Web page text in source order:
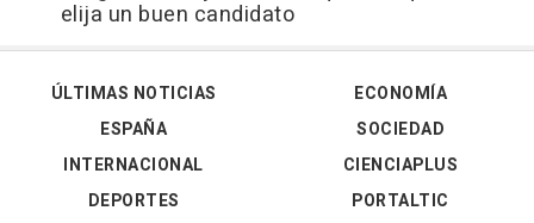
elija un buen candidato
ÚLTIMAS NOTICIAS
ESPAÑA
INTERNACIONAL
DEPORTES
ECONOMÍA
SOCIEDAD
CIENCIAPLUS
PORTALTIC